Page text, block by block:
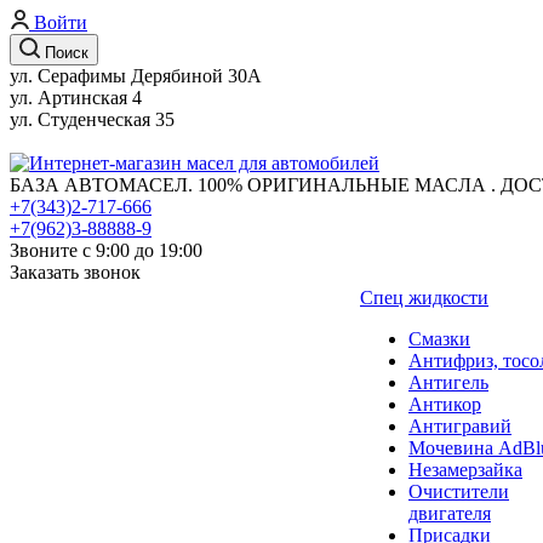
Войти
Поиск
ул. Серафимы Дерябиной 30А
ул. Артинская 4
ул. Студенческая 35
БАЗА АВТОМАСЕЛ. 100% ОРИГИНАЛЬНЫЕ МАСЛА .
+7(343)2-717-666
+7(962)3-88888-9
Звоните с 9:00 до 19:00
Заказать звонок
Спец жидкости
Смазки
Антифриз,
Антигель
Антикор
Антигравий
Мочевина
Незамерзайка
Очистители
двигателя
Присадки